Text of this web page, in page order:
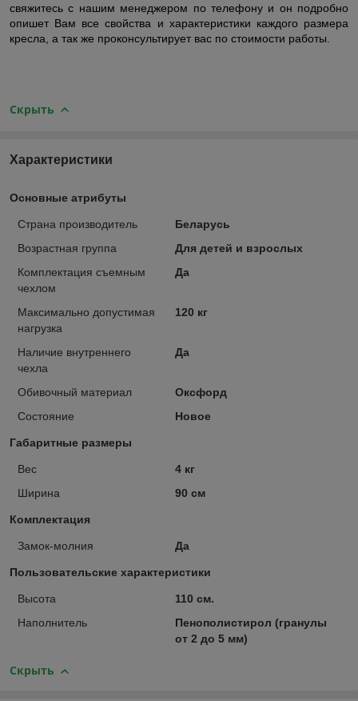
свяжитесь с нашим менеджером по телефону и он подробно
опишет Вам все свойства и характеристики каждого размера
кресла, а так же проконсультирует вас по стоимости работы.
Скрыть
Характеристики
Основные атрибуты
Страна производитель
Беларусь
Возрастная группа
Для детей и взрослых
Комплектация съемным
чехлом
Да
Максимально допустимая
нагрузка
120 кг
Наличие внутреннего
чехла
Да
Обивочный материал
Оксфорд
Состояние
Новое
Габаритные размеры
Вес
4 кг
Ширина
90 см
Комплектация
Замок-молния Да
Пользовательские характеристики
Высота
110 см.
Наполнитель
Пенополистирол (гранулы
от 2 до 5 мм)
Скрыть